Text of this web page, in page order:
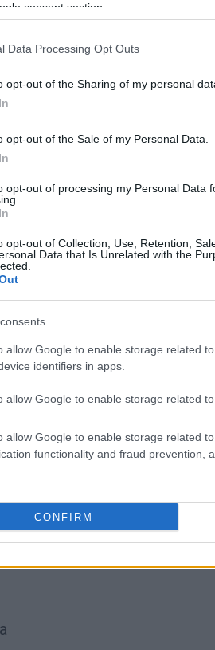
consent section.
Data Processing Opt Outs
opt-out of the Sharing of my personal
opt-out of the Sale of my Personal Data.
opt-out of processing my Personal Data
opt-out of Collection, Use, Retention,
Data that Is Unrelated with the
allow Google to enable storage related
identifiers in apps.
allow Google to enable storage related
allow Google to enable storage related
functionality and fraud prevention,
CONFIRM
Brakuje czegoś w
abonenci Dobrego